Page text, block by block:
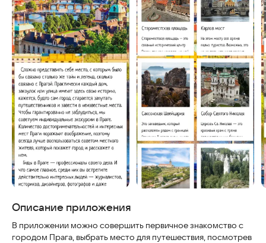
Описание приложения
В приложении можно совершить первичное знакомство с
городом Прага, выбрать место для путешествия, посмотрев